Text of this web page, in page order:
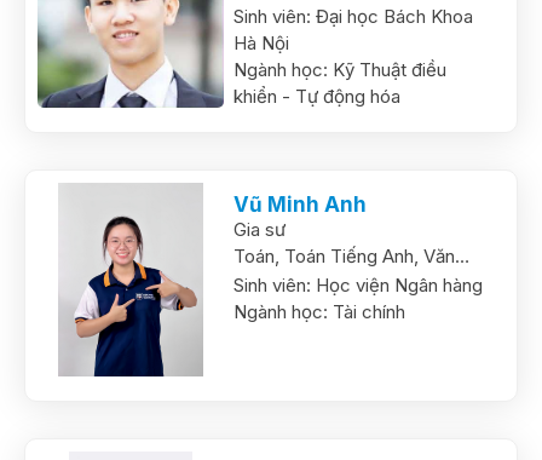
Sinh viên: Đại học Bách Khoa
Hà Nội
Ngành học: Kỹ Thuật điều
khiển - Tự động hóa
Vũ Minh Anh
Gia sư
Toán, Toán Tiếng Anh,Văn
(Tiếng Việt),Tiếng Anh
Sinh viên: Học viện Ngân hàng
Ngành học: Tài chính